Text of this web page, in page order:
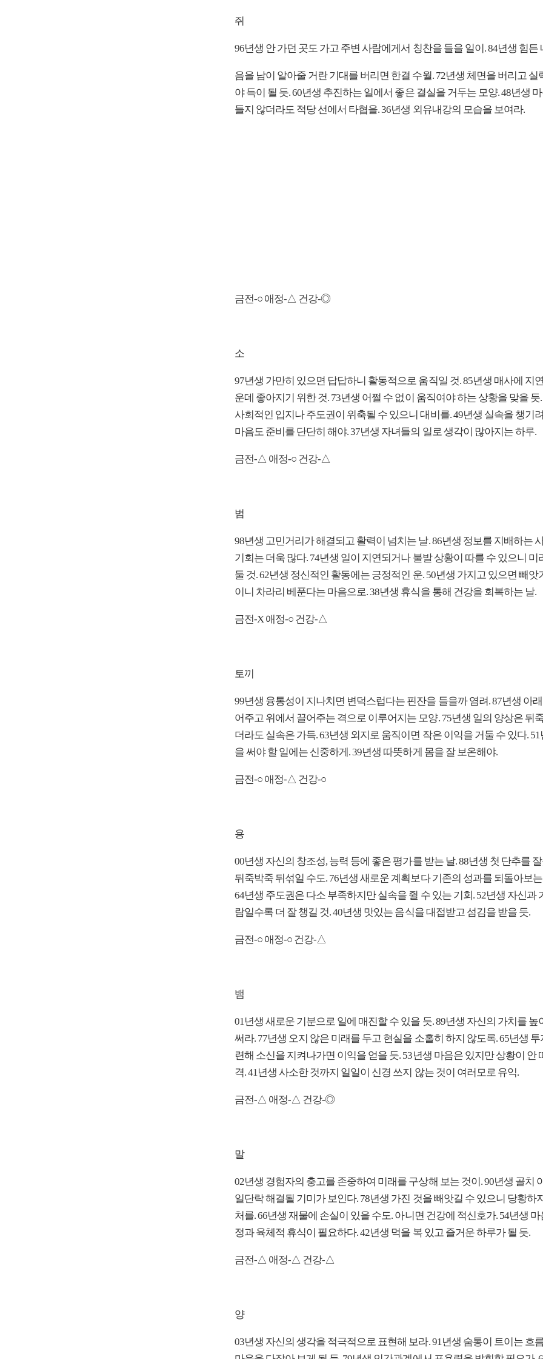
쥐
96년생 안 가던 곳도 가고 주변 사람에게서 칭찬을 들을 일이. 84년생 힘든
음을 남이 알아줄 거란 기대를 버리면 한결 수월. 72년생 체면을 버리고 실
야 득이 될 듯. 60년생 추진하는 일에서 좋은 결실을 거두는 모양. 48년생
들지 않더라도 적당 선에서 타협을. 36년생 외유내강의 모습을 보여라.
금전-○ 애정-△ 건강-◎
소
97년생 가만히 있으면 답답하니 활동적으로 움직일 것. 85년생 매사에 지
운데 좋아지기 위한 것. 73년생 어쩔 수 없이 움직여야 하는 상황을 맞을 듯
사회적인 입지나 주도권이 위축될 수 있으니 대비를. 49년생 실속을 챙기
마음도 준비를 단단히 해야. 37년생 자녀들의 일로 생각이 많아지는 하루.
금전-△ 애정-○ 건강-△
범
98년생 고민거리가 해결되고 활력이 넘치는 날. 86년생 정보를 지배하는
기회는 더욱 많다. 74년생 일이 지연되거나 불발 상황이 따를 수 있으니 미
둘 것. 62년생 정신적인 활동에는 긍정적인 운. 50년생 가지고 있으면 빼앗
이니 차라리 베푼다는 마음으로. 38년생 휴식을 통해 건강을 회복하는 날.
금전-X 애정-○ 건강-△
토끼
99년생 융통성이 지나치면 변덕스럽다는 핀잔을 들을까 염려. 87년생 아
어주고 위에서 끌어주는 격으로 이루어지는 모양. 75년생 일의 양상은 뒤
더라도 실속은 가득. 63년생 외지로 움직이면 작은 이익을 거둘 수 있다. 51
을 써야 할 일에는 신중하게. 39년생 따뜻하게 몸을 잘 보온해야.
금전-○ 애정-△ 건강-○
용
00년생 자신의 창조성, 능력 등에 좋은 평가를 받는 날. 88년생 첫 단추를
뒤죽박죽 뒤섞일 수도. 76년생 새로운 계획보다 기존의 성과를 되돌아보
64년생 주도권은 다소 부족하지만 실속을 쥘 수 있는 기회. 52년생 자신과
람일수록 더 잘 챙길 것. 40년생 맛있는 음식을 대접받고 섬김을 받을 듯.
금전-○ 애정-○ 건강-△
뱀
01년생 새로운 기분으로 일에 매진할 수 있을 듯. 89년생 자신의 가치를 높
써라. 77년생 오지 않은 미래를 두고 현실을 소홀히 하지 않도록. 65년생 투
련해 소신을 지켜나가면 이익을 얻을 듯. 53년생 마음은 있지만 상황이 안
격. 41년생 사소한 것까지 일일이 신경 쓰지 않는 것이 여러모로 유익.
금전-△ 애정-△ 건강-◎
말
02년생 경험자의 충고를 존중하여 미래를 구상해 보는 것이. 90년생 골치
일단락 해결될 기미가 보인다. 78년생 가진 것을 빼앗길 수 있으니 당황하
처를. 66년생 재물에 손실이 있을 수도. 아니면 건강에 적신호가. 54년생 마
정과 육체적 휴식이 필요하다. 42년생 먹을 복 있고 즐거운 하루가 될 듯.
금전-△ 애정-△ 건강-△
양
03년생 자신의 생각을 적극적으로 표현해 보라. 91년생 숨통이 트이는 흐름